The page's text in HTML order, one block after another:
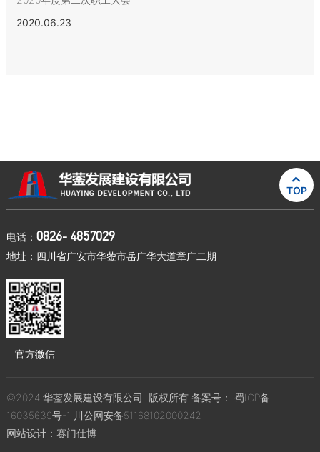
2020.06.23

TOP
电话： 0826- 4857029
地址：四川省广安市华蓥市岳广华大道章广二期
官方微信
©2024 华蓥发展建设有限公司. 版权所有 备案号： 蜀ICP备
16035639号-1 川公网安备51168102000242
网站设计： 赛门仕博